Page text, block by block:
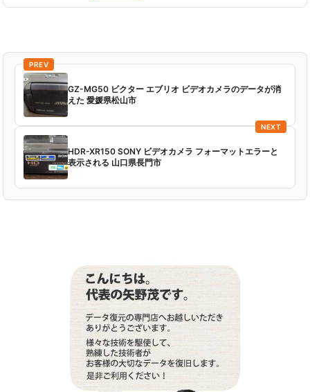
ァイルが壊......
PREV
GZ-MG50 ビクター エブリオ ビデオカメラのデータが消
えた 愛媛県松山市
NEXT
HDR-XR150 SONY ビデオカメラ フォーマットエラーと
表示される 山口県長門市